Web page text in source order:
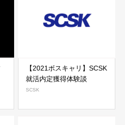
【2021ボスキャリ】SCSK
就活内定獲得体験談
SCSK